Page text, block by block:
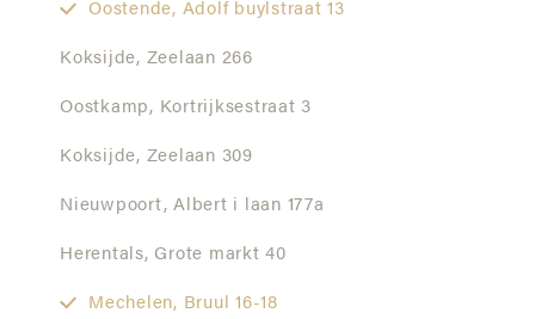
Oostende, Adolf buylstraat 13
Koksijde, Zeelaan 266
Oostkamp, Kortrijksestraat 3
Koksijde, Zeelaan 309
Nieuwpoort, Albert i laan 177a
Herentals, Grote markt 40
Mechelen, Bruul 16-18